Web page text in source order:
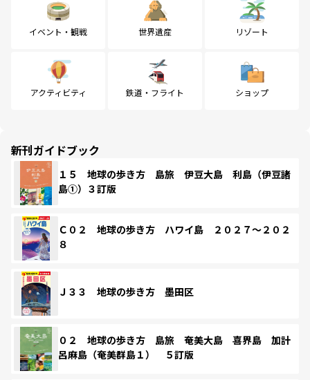
イベント・観戦 世界遺産 リゾート
アクティビティ 鉄道・フライト ショップ
新刊ガイドブック
１５ 地球の歩き方 島旅 伊豆大島 利島（伊豆諸
島①）３訂版
Ｃ０２ 地球の歩き方 ハワイ島 ２０２７～２０２
８
Ｊ３３ 地球の歩き方 墨田区
０２ 地球の歩き方 島旅 奄美大島 喜界島 加計
呂麻島（奄美群島１） ５訂版